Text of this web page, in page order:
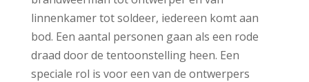
linnenkamer tot soldeer, iedereen komt aan
bod. Een aantal personen gaan als een rode
draad door de tentoonstelling heen. Een
speciale rol is voor een van de ontwerpers